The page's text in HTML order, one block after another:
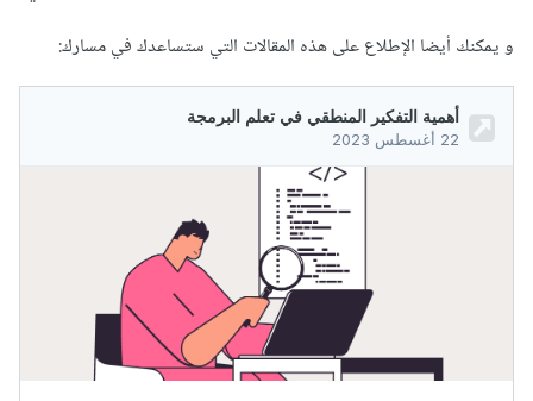
و يمكنك أيضا الإطلاع على هذه المقالات التي ستساعدك في مسارك: